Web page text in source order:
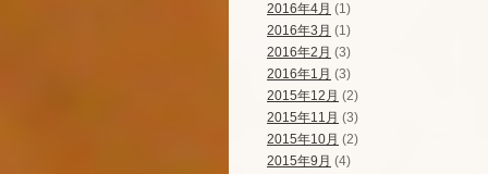
2016年4月 (1)
2016年3月 (1)
2016年2月 (3)
2016年1月 (3)
2015年12月 (2)
2015年11月 (3)
2015年10月 (2)
2015年9月 (4)